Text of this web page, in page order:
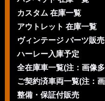
カスタム 在庫一覧
アウトレット 在庫一覧
ヴィンテージ パーツ販売
ハーレー入庫予定
全在庫車一覧(注：画像
ご契約済車両一覧(注：
整備・保証付販売